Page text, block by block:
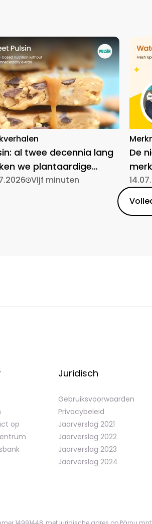
al twee decennia lang
we plantaardige
toegankelijk
Vijf minuten
De
op
Juridisch
Gebruiksvoorwaarden
Privacybeleid
Jaarverslag 2021
Jaarverslag 2022
Jaarverslag 2023
Jaarverslag 2024